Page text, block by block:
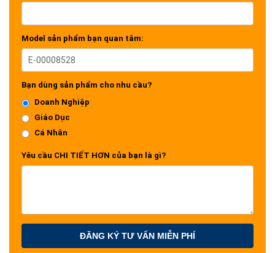
Model sản phẩm bạn quan tâm:
Bạn dùng sản phẩm cho nhu cầu?
Doanh Nghiệp
Giáo Dục
Cá Nhân
Yêu cầu CHI TIẾT HƠN của bạn là gì?
ĐĂNG KÝ TƯ VẤN MIỄN PHÍ